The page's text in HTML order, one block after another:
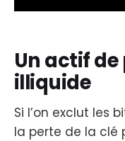
Un actif de
illiquide
Si l’on exclut les
la perte de la clé